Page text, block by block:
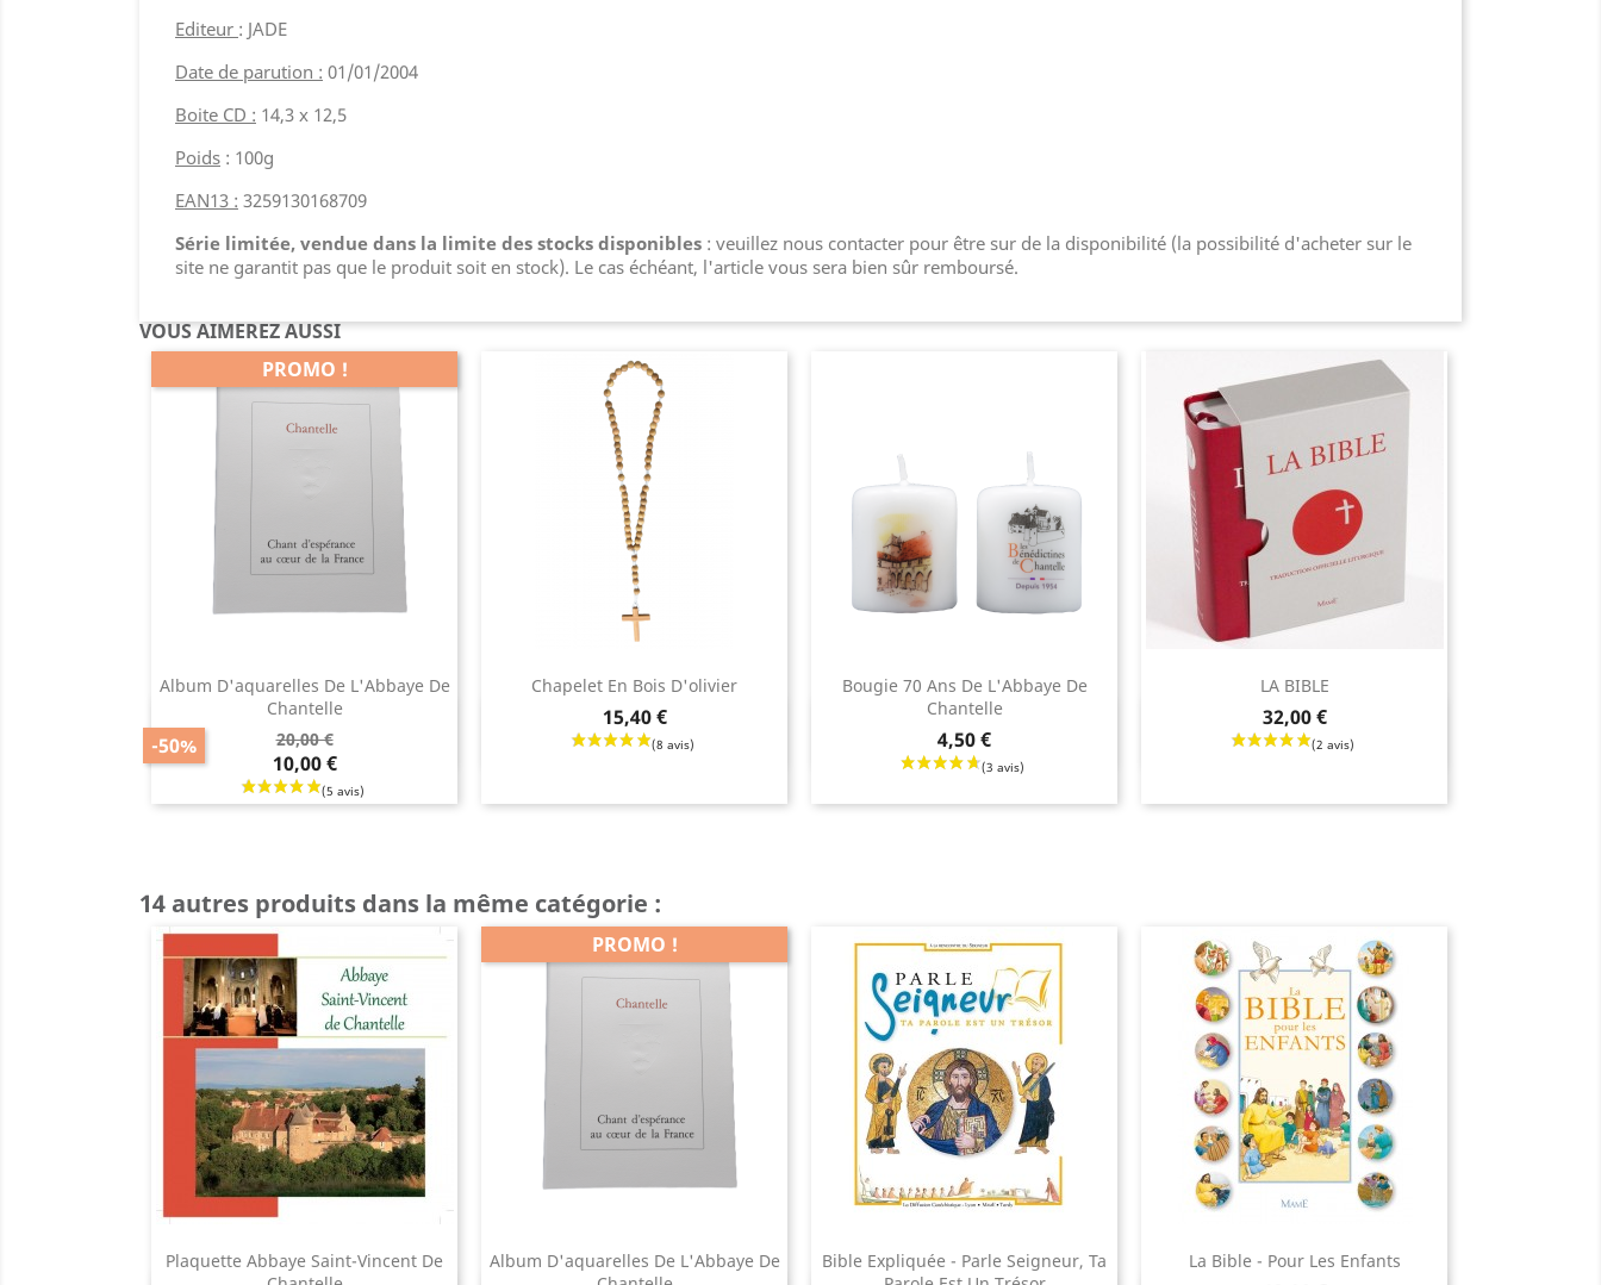
Editeur : JADE
Date de parution : 01/01/2004
Boite CD : 14,3 x 12,5
Poids : 100g
EAN13 : 3259130168709
Série limitée, vendue dans la limite des stocks disponibles : veuillez nous contacter pour être sur de la disponibilité (la possibilité d'acheter sur le
site ne garantit pas que le produit soit en stock). Le cas échéant, l'article vous sera bien sûr remboursé.
VOUS AIMEREZ AUSSI
Album D'aquarelles De L'Abbaye De
Chantelle
Prix
de
20,00 €
-50%
Prix
10,00 €
PROMO !
Aperçu rapide
Chapelet En Bois D'olivier
15,40 €
 Aperçu rapide
Bougie 70 Ans De L'Abbaye De
Chantelle
4,50 €
Aperçu rapide
LA BIBLE
32,00 €
 Aperçu rapide
14 autres produits dans la même catégorie :
Plaquette Abbaye Saint-Vincent De
Album D'aquarelles De L'Abbaye De
PROMO !
Bible Expliquée - Parle Seigneur, Ta
La Bible - Pour Les Enfants